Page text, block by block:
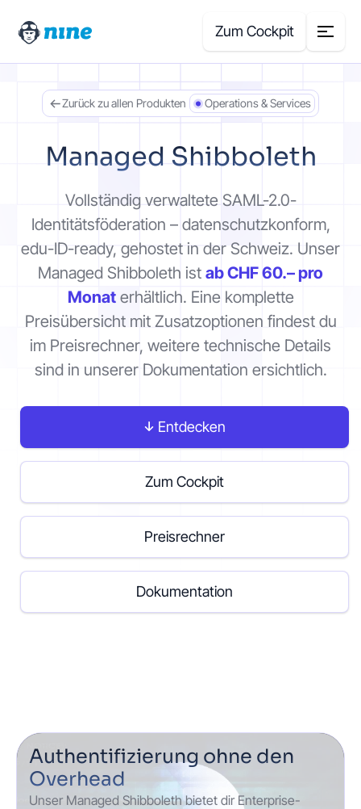
Zum Cockpit
Search
Produkte
Case Studies
Über uns
Preisrechner
Kontakt
Los geht's
Status Support Dokumentation
EN DE
Zurück zu allen Produkten Operations & Services
Managed Shibboleth
Vollständig verwaltete SAML-2.0-
Identitätsföderation – datenschutzkonform,
edu-ID-ready, gehostet in der Schweiz. Unser
Managed Shibboleth ist ab CHF 60.– pro
Monaterhältlich. Eine komplette
Preisübersicht mit Zusatzoptionen findest du
im Preisrechner, weitere technische Details
sind in unserer Dokumentation ersichtlich.
Entdecken
Zum Cockpit
Preisrechner
Dokumentation
Authentifizierung ohne den
Overhead
Unser Managed Shibboleth bietet dir Enterprise-